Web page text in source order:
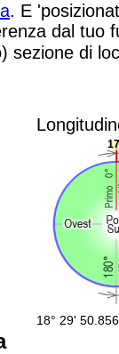
. E
dal tuo
sezione di
18° 29'